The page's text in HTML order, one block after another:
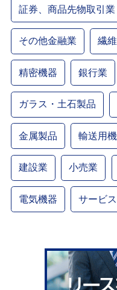
証券、商品先物取引業
その他金融業 繊
精密機器 銀行業
ガラス・土石製品
金属製品 輸送用
建設業 小売業
電気機器 サービ